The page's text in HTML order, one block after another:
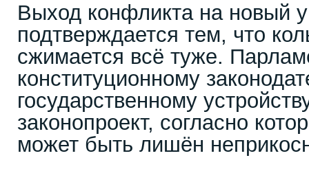
Выход конфликта на новый
подтверждается тем, что
сжимается всё туже.
конституционному
государственному
законопроект, согласно
может быть лишён